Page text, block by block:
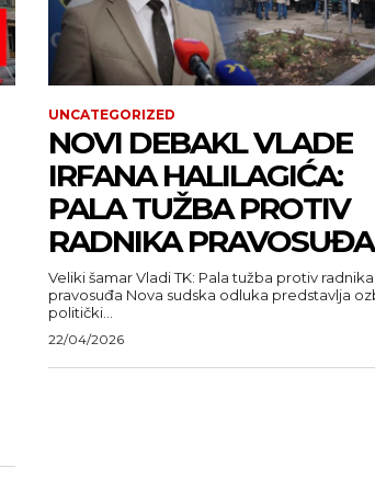
UNCATEGORIZED
NOVI DEBAKL VLADE
IRFANA HALILAGIĆA:
PALA TUŽBA PROTIV
RADNIKA PRAVOSUĐA
Veliki šamar Vladi TK: Pala tužba protiv radnika
pravosuđa Nova sudska odluka predstavlja ozbiljan
politički...
22/04/2026